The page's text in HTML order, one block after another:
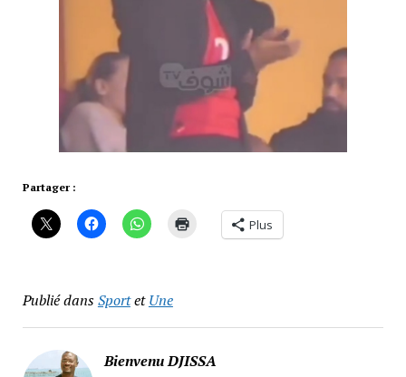
Partager :
Plus
Publié dansSportetUne
Bienvenu DJISSA